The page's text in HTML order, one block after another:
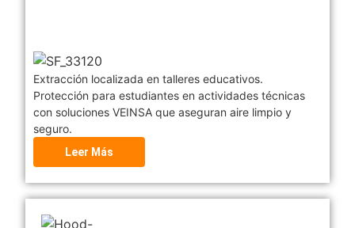
Extracción localizada en talleres educativos.
Protección para estudiantes en actividades técnicas
con soluciones VEINSA que aseguran aire limpio y
seguro.
Leer Más